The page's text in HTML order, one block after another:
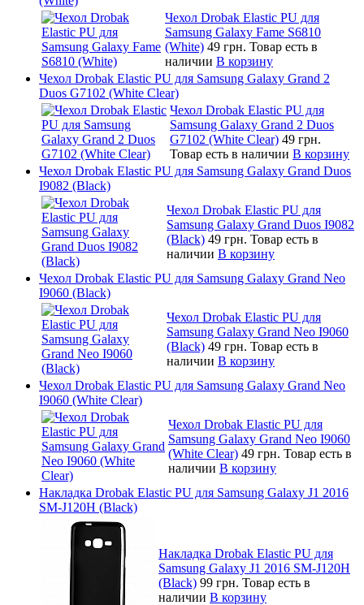
Чехол Drobak Elastic PU для
Samsung Galaxy Fame S6810
(White) 49 грн. Товар есть в
наличии В корзину
Чехол Drobak Elastic PU для Samsung Galaxy Grand 2
Duos G7102 (White Clear)
Чехол Drobak Elastic PU для
Samsung Galaxy Grand 2 Duos
G7102 (White Clear) 49 грн.
Товар есть в наличии В корзину
Чехол Drobak Elastic PU для Samsung Galaxy Grand Duos
I9082 (Black)
Чехол Drobak Elastic PU для
Samsung Galaxy Grand Duos I9082
(Black) 49 грн. Товар есть в
наличии В корзину
Чехол Drobak Elastic PU для Samsung Galaxy Grand Neo
I9060 (Black)
Чехол Drobak Elastic PU для
Samsung Galaxy Grand Neo I9060
(Black) 49 грн. Товар есть в
наличии В корзину
Чехол Drobak Elastic PU для Samsung Galaxy Grand Neo
I9060 (White Clear)
Чехол Drobak Elastic PU для
Samsung Galaxy Grand Neo I9060
(White Clear) 49 грн. Товар есть в
наличии В корзину
Накладка Drobak Elastic PU для Samsung Galaxy J1 2016
SM-J120H (Black)
Накладка Drobak Elastic PU для
Samsung Galaxy J1 2016 SM-J120H
(Black) 99 грн. Товар есть в
наличии В корзину